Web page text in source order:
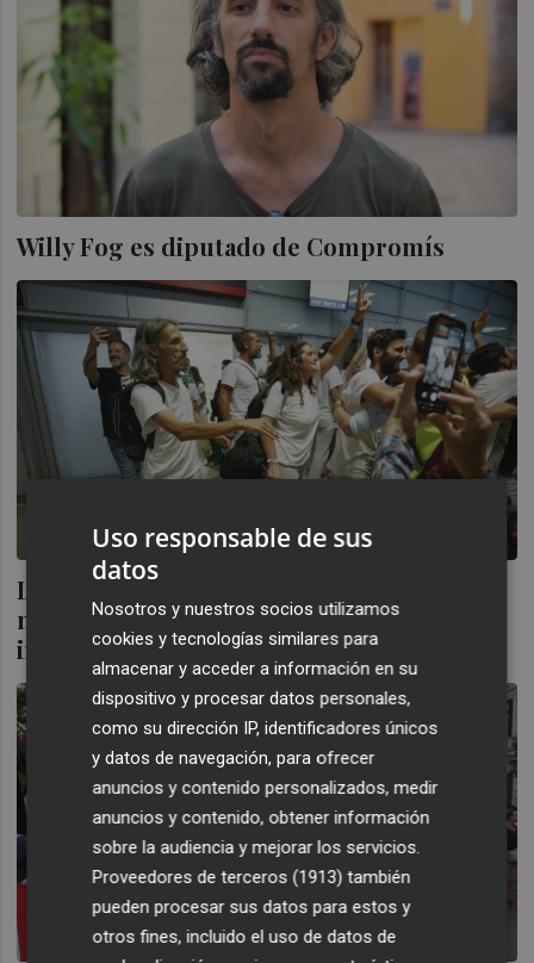
Willy Fog es diputado de Compromís
Los españoles de la flotilla denuncian
malos tratos de Israel: "Una situación de
intentar humillarnos y vejarnos"
Uso responsable de sus
datos
Nosotros y nuestros socios utilizamos
cookies y tecnologías similares para
almacenar y acceder a información en su
dispositivo y procesar datos personales,
como su dirección IP, identificadores únicos
y datos de navegación, para ofrecer
anuncios y contenido personalizados, medir
anuncios y contenido, obtener información
sobre la audiencia y mejorar los servicios.
Proveedores de terceros (1913) también
pueden procesar sus datos para estos y
otros fines, incluido el uso de datos de